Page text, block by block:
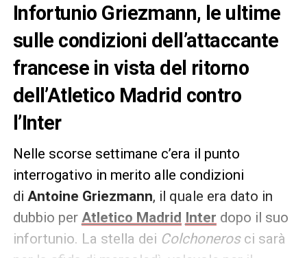
Infortunio Griezmann, le ultime
sulle condizioni dell’attaccante
francese in vista del ritorno
dell’Atletico Madrid contro
l’Inter
Nelle scorse settimane c’era il punto
interrogativo in merito alle condizioni
di Antoine Griezmann, il quale era dato in
dubbio per Atletico Madrid Inter dopo il suo
infortunio. La stella dei Colchonerosci sarà